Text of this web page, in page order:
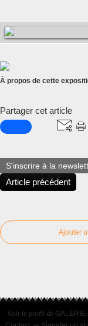
À propos de cette
Partager cet article
S'inscrire à la
Article précédent
Ajouter
Voir le profil de GALERIE